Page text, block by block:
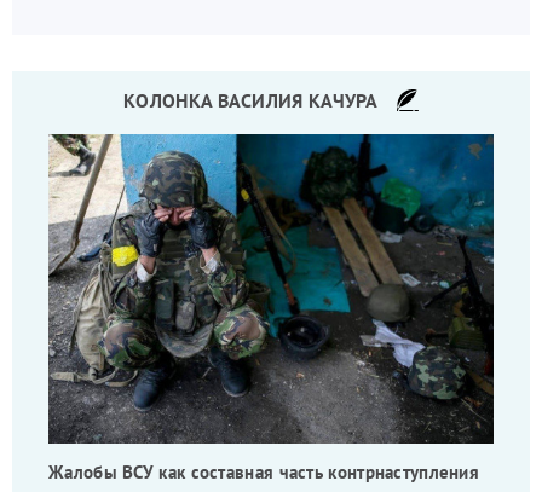
КОЛОНКА ВАСИЛИЯ КАЧУРА
Жалобы ВСУ как составная часть контрнаступления